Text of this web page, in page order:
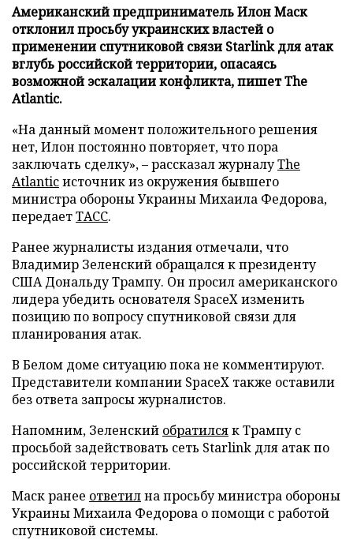
Американский предприниматель Илон Маск
отклонил просьбу украинских властей о
применении спутниковой связи Starlink для атак
вглубь российской территории, опасаясь
возможной эскалации конфликта, пишет The
Atlantic.
«На данный момент положительного решения
нет, Илон постоянно повторяет, что пора
заключать сделку», – рассказал журналуThe
Atlanticисточник из окружения бывшего
министра обороны Украины Михаила Федорова,
передаетТАСС.
Ранее журналисты издания отмечали, что
Владимир Зеленский обращался к президенту
США Дональду Трампу. Он просил американского
лидера убедить основателя SpaceX изменить
позицию по вопросу спутниковой связи для
планирования атак.
В Белом доме ситуацию пока не комментируют.
Представители компании SpaceX также оставили
без ответа запросы журналистов.
Напомним, Зеленский обратилсяк Трампу с
просьбой задействовать сеть Starlink для атак по
российской территории.
Маск ранее ответилна просьбу министра обороны
Украины Михаила Федорова о помощи с работой
спутниковой системы.